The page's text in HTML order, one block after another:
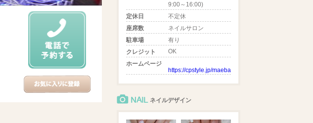
9:00～16:00)
定休日
不定休
座席数
ネイルサロン
駐車場
有り
クレジット
OK
ホームページ
https://cpstyle.jp/maebashi/shops/34762/board
NAIL ネイルデザイン